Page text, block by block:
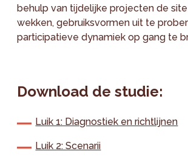
behulp van tijdelijke projecten de
wekken, gebruiksvormen uit te
participatieve dynamiek op gang te
Download de studie:
Luik 1: Diagnostiek en richtlijnen
Luik 2: Scenarii